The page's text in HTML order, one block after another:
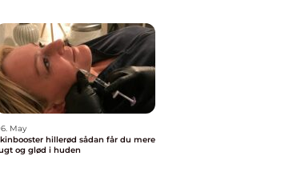
May
hillerød sådan får du mere
og glød i huden